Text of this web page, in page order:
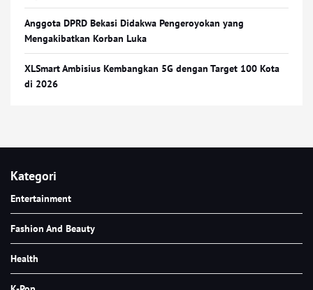
Anggota DPRD Bekasi Didakwa Pengeroyokan yang
Mengakibatkan Korban Luka
XLSmart Ambisius Kembangkan 5G dengan Target 100 Kota
di 2026
Kategori
Entertainment
Fashion And Beauty
Health